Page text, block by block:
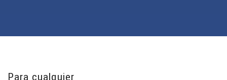
Para cualquier